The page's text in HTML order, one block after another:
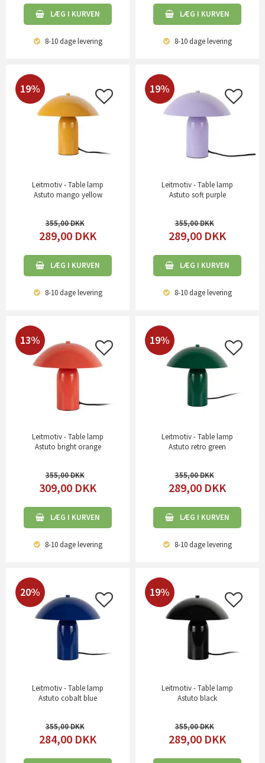
LÆG I KURVEN
8-10 dagelevering
LÆG I KURVEN
8-10 dagelevering
19%
Leitmotiv - Table lamp
Astuto mango yellow
355,00
289,00 DKK
LÆG I KURVEN
8-10 dagelevering
19%
Leitmotiv - Table lamp
Astuto soft purple
355,00
289,00 DKK
LÆG I KURVEN
8-10 dagelevering
13%
Leitmotiv - Table lamp
Astuto bright orange
355,00
309,00 DKK
LÆG I KURVEN
8-10 dagelevering
19%
Leitmotiv - Table lamp
Astuto retro green
355,00
289,00 DKK
LÆG I KURVEN
8-10 dagelevering
20%
Leitmotiv - Table lamp
Astuto cobalt blue
355,00
284,00 DKK
19%
Leitmotiv - Table lamp
Astuto black
355,00
289,00 DKK